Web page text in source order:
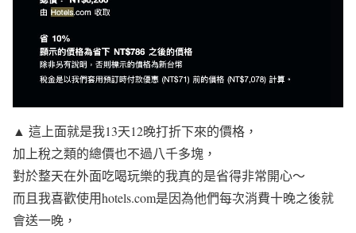
▲ 這上面就是我13天12晚打折下來的價格，
加上稅之類的總價也不過八千多塊，
對於整天在外面吃喝玩樂的我真的是省得非常開心～
而且我喜歡使用hotels.com是因為他們每次消費十晚之後就
會送一晚，